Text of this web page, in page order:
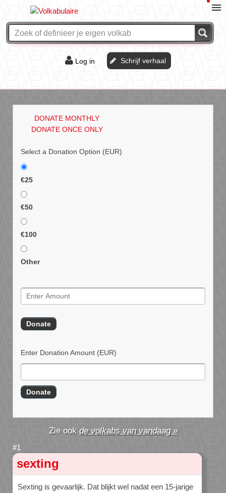
Log in Schrijf verhaal
DONATE MONTHLY
DONATE ONCE ONLY
Select a Donation Option (EUR)
€25
€50
€100
Other
Enter Donation Amount (EUR)
de volkabs van vandaag »
sexting
Sexting is gevaarlijk. Dat blijkt wel nadat een 15-jarige